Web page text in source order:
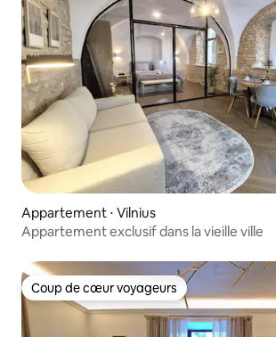
Appartement ⋅ Vilnius
Appartement exclusif dans la vieille ville
Coup de cœur voyageurs
Coup de cœur voyageurs